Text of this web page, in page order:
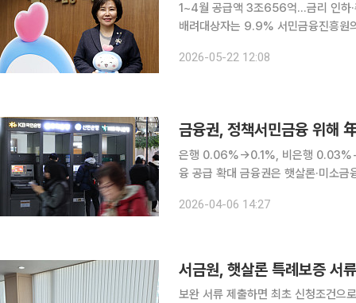
1~4월 공급액 3조656억…금리 인하
배려대상자는 9.9% 서민금융진흥원의 햇살론 일반·특례보증 공급액이 3조원을 넘어섰다. 금리 인
풀이된다. 서금원은 올해 1월 햇
2026-05-22 12:08
금융권, 정책서민금융 위해
은행 0.06%→0.1%, 비은행
융 공급 확대 금융권은 햇살론·미소금융 등 정책서민금융 재원 마련을 위해 매년 1973억원을 더 내
이 국무회의에서 의결됐다고 밝혔다.
2026-04-06 14:27
서금원, 햇살론 특례보증 서
보완 서류 제출하면 최초 신청조건으